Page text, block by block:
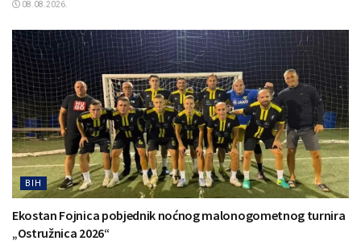
08.08.2026.
BIH
Ekostan Fojnica pobjednik noćnog malonogometnog turnira
„Ostružnica 2026“